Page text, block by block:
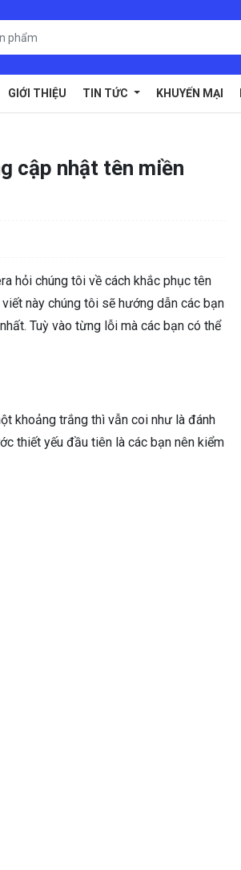
GIỚI THIỆU TIN TỨC KHUYẾN MẠI
cập nhật tên miền
hỏi chúng tôi về cách khắc phục tên
này chúng tôi sẽ hướng dẫn các bạn
Tuỳ vào từng lỗi mà các bạn có thể
khoảng trắng thì vẫn coi như là đánh
thiết yếu đầu tiên là các bạn nên kiểm